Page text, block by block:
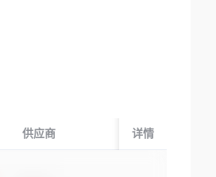
供应商 起运国/地区
详情